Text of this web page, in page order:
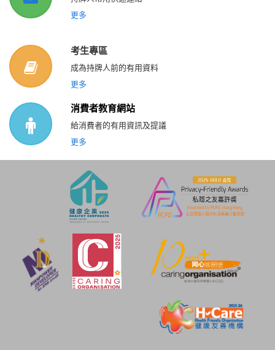
更多
考生專區
成為持牌人前的有用資料
更多
消費者教育網站
給消費者的有用資訊及提議
更多